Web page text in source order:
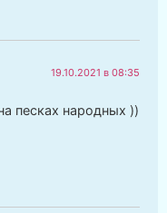
19.10.2021 в 08:35
песках народных ))